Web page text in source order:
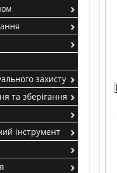
захисту
та зберігання
інструмент